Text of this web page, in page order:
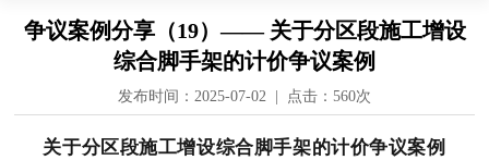
争议案例分享（19）—— 关于分区段施工增设
综合脚手架的计价争议案例
发布时间：2025-07-02 | 点击： 560次
关于分区段施工增设综合脚手架的计价争议案例